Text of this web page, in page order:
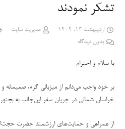
تشکر نمودند
اردیبهشت 13, 1404 مدیریت سایت
بدون دیدگاه
با سلام و احترام
بر خود واجب می‌دانم از میزبانی گرم،
خراسان شمالی در جریان سفر این‌جانب به
از همراهی و حمایت‌های ارزشمند حضرت